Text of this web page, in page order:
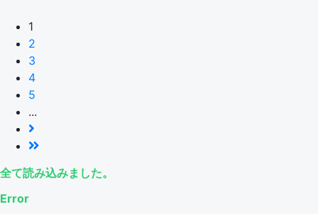
1
2
3
4
5
...
全て読み込みました。
Error